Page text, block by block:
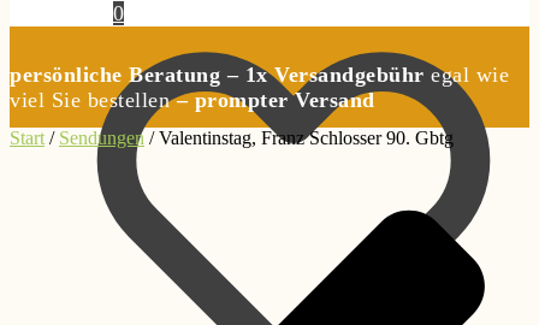
0
persönliche Beratung – 1x Versandgebühr egal wie
viel Sie bestellen– prompter Versand
Start / Sendungen /Valentinstag, Franz Schlosser 90. Gbtg